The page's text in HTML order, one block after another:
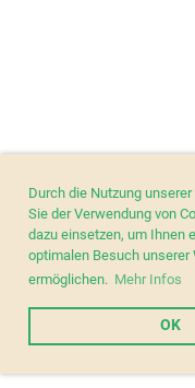
Durch die Nutzung
Sie der Verwendung von
dazu einsetzen, um Ihnen
optimalen Besuch unserer
ermöglichen. Mehr Infos
OK